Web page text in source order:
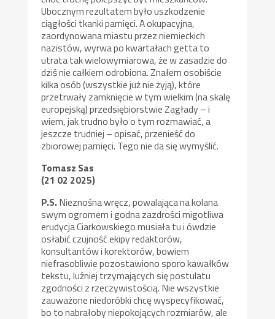
Ubocznym rezultatem było uszkodzenie
ciągłości tkanki pamięci. A okupacyjna,
zaordynowana miastu przez niemieckich
nazistów, wyrwa po kwartałach getta to
utrata tak wielowymiarowa, że w zasadzie do
dziś nie całkiem odrobiona. Znałem osobiście
kilka osób (wszystkie już nie żyją), które
przetrwały zamknięcie w tym wielkim (na skalę
europejską) przedsiębiorstwie Zagłady – i
wiem, jak trudno było o tym rozmawiać, a
jeszcze trudniej – opisać, przenieść do
zbiorowej pamięci. Tego nie da się wymyślić.
Tomasz Sas
(21 02 2025)
P.S.Nieznośna wręcz, powalająca na kolana
swym ogromem i godna zazdrości migotliwa
erudycja Ciarkowskiego musiała tu i ówdzie
osłabić czujność ekipy redaktorów,
konsultantów i korektorów, bowiem
niefrasobliwie pozostawiono sporo kawałków
tekstu, luźniej trzymających się postulatu
zgodności z rzeczywistością. Nie wszystkie
zauważone niedoróbki chcę wyspecyfikować,
bo to nabrałoby niepokojących rozmiarów, ale